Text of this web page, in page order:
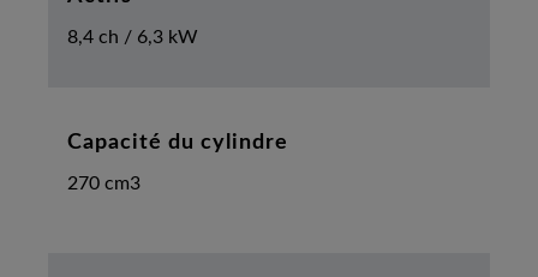
8,4 ch / 6,3 kW
Capacité du cylindre
270 cm3